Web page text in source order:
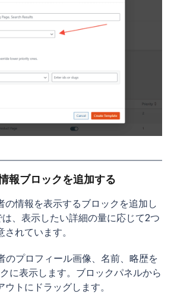
報ブロックを追加する
の情報を表示するブロックを追加し
、表示したい詳細の量に応じて2つ
れています。
のプロフィール画像、名前、略歴を
に表示します。ブロックパネルから
トにドラッグします。